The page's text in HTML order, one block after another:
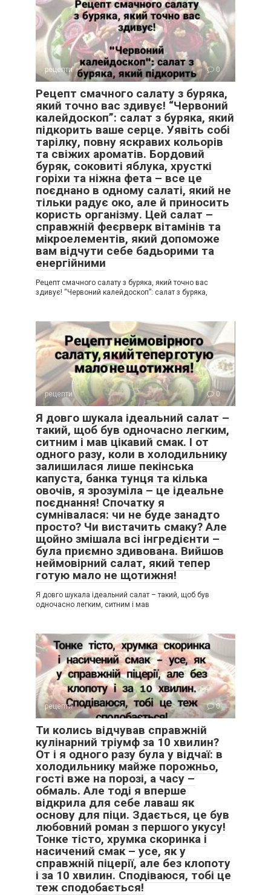
рецепти 0
Рецепт смачного салату з буряка,
який точно вас здивує! “Червоний
калейдоскоп”: салат з буряка, який
підкорить ваше серце. Уявіть собі
тарілку, повну яскравих кольорів
та свіжих ароматів. Бордовий
буряк, соковиті яблука, хрусткі
горіхи та ніжна фета – все це
поєднано в одному салаті, який не
тільки радує око, але й приносить
користь організму. Цей салат –
справжній феєрверк вітамінів та
мікроелементів, який допоможе
вам відчути себе бадьорими та
енергійними
Рецепт смачного салату з буряка, який точно вас
здивує! “Червоний калейдоскоп”: салат з буряка,
рецепти 0
Я довго шукала ідеальний салат –
такий, щоб був одночасно легким,
ситним і мав цікавий смак. І от
одного разу, коли в холодильнику
залишилася лише пекінська
капуста, банка тунця та кілька
овочів, я зрозуміла – це ідеальне
поєднання! Спочатку я
сумнівалася: чи не буде занадто
просто? Чи вистачить смаку? Але
щойно змішала всі інгредієнти –
була приємно здивована. Вийшов
неймовірний салат, який тепер
готую мало не щотижня!
Я довго шукала ідеальний салат – такий, щоб був
одночасно легким, ситним і мав
рецепти 0
Ти колись відчував справжній
кулінарний тріумф за 10 хвилин?
От і я одного разу була у відчаї: в
холодильнику майже порожньо,
гості вже на порозі, а часу –
обмаль. Але тоді я вперше
відкрила для себе лаваш як
основу для піци. Здається, це був
любовний роман з першого укусу!
Тонке тісто, хрумка скоринка і
насичений смак – усе, як у
справжній піцерії, але без клопоту
і за 10 хвилин. Сподіваюся, тобі це
теж сподобається!